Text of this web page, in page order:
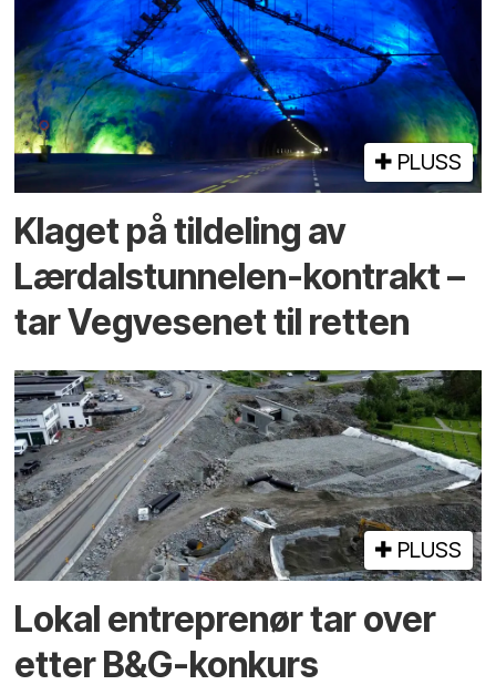
PLUSS
Klaget på tildeling av
Lærdalstunnelen-kontrakt –
tar Vegvesenet til retten
PLUSS
Lokal entreprenør tar over
etter B&G-konkurs